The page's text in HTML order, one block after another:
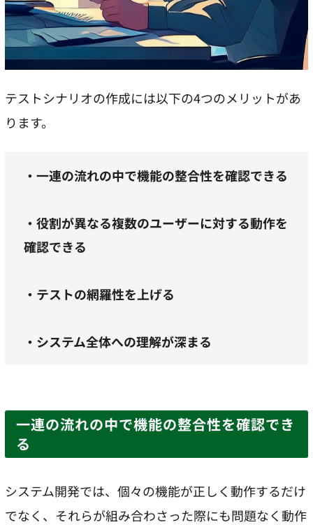
テストシナリオの作成には以下の4つのメリットがあ
ります。
・一連の流れの中で機能の整合性を確認できる
・役割が異なる複数のユーザーに対する動作を
確認できる
・テストの網羅性を上げる
・システム全体への理解が深まる
一連の流れの中で機能の整合性を確認でき
る
システム開発では、個々の機能が正しく動作するだけ
でなく、それらが組み合わさった際にも問題なく動作